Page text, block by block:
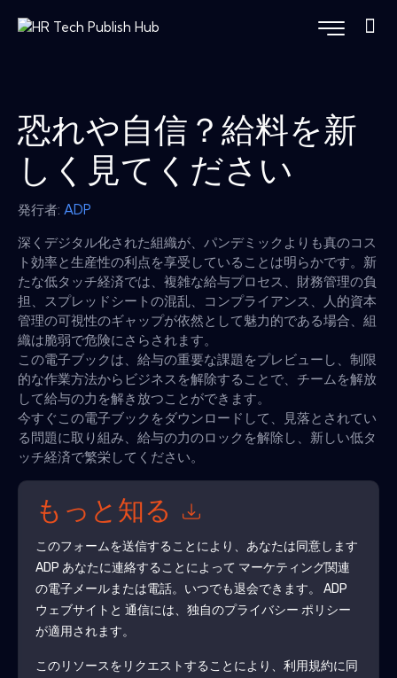
恐れや自信？給料を新
しく見てください
発行者: ADP
深くデジタル化された組織が、パンデミックよりも真のコス
ト効率と生産性の利点を享受していることは明らかです。新
たな低タッチ経済では、複雑な給与プロセス、財務管理の負
担、スプレッドシートの混乱、コンプライアンス、人的資本
管理の可視性のギャップが依然として魅力的である場合、組
織は脆弱で危険にさらされます。
この電子ブックは、給与の重要な課題をプレビューし、制限
的な作業方法からビジネスを解除することで、チームを解放
して給与の力を解き放つことができます。
今すぐこの電子ブックをダウンロードして、見落とされてい
る問題に取り組み、給与の力のロックを解除し、新しい低タ
ッチ経済で繁栄してください。
もっと知る
このフォームを送信することにより、あなたは同意します
ADP あなたに連絡することによって マーケティング関連
の電子メールまたは電話。いつでも退会できます。 ADP
ウェブサイトと 通信には、独自のプライバシー ポリシー
が適用されます。
このリソースをリクエストすることにより、利用規約に同